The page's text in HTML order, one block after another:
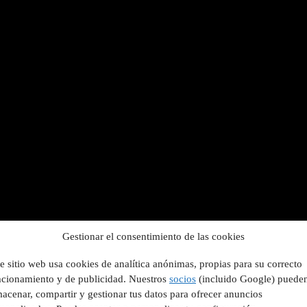
Gestionar el consentimiento de las cookies
sitio web usa cookies de analítica anónimas, propias para su correcto
y de publicidad. Nuestros socios (incluido Google)
compartir y gestionar tus datos para ofrecer anuncios